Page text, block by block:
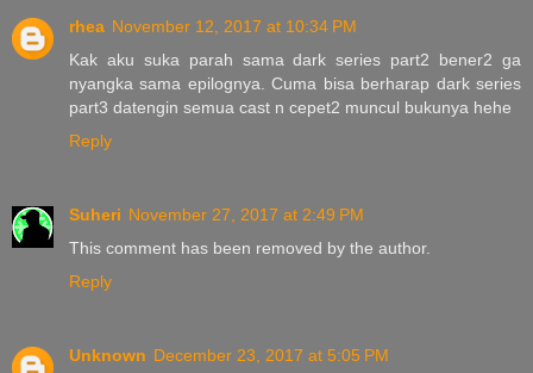
rhea November 12, 2017 at 10:34 PM
Kak aku suka parah sama dark series part2 bener2 ga
nyangka sama epilognya. Cuma bisa berharap dark series
part3 datengin semua cast n cepet2 muncul bukunya hehe
Reply
Suheri November 27, 2017 at 2:49 PM
This comment has been removed by the author.
Reply
Unknown December 23, 2017 at 5:05 PM